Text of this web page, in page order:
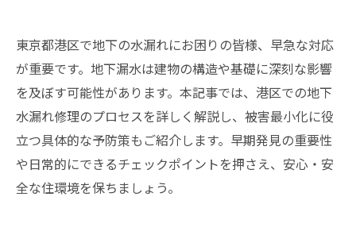
東京都港区で地下の水漏れにお困りの皆様、早急な対応
が重要です。地下漏水は建物の構造や基礎に深刻な影響
を及ぼす可能性があります。本記事では、港区での地下
水漏れ修理のプロセスを詳しく解説し、被害最小化に役
立つ具体的な予防策もご紹介します。早期発見の重要性
や日常的にできるチェックポイントを押さえ、安心・安
全な住環境を保ちましょう。